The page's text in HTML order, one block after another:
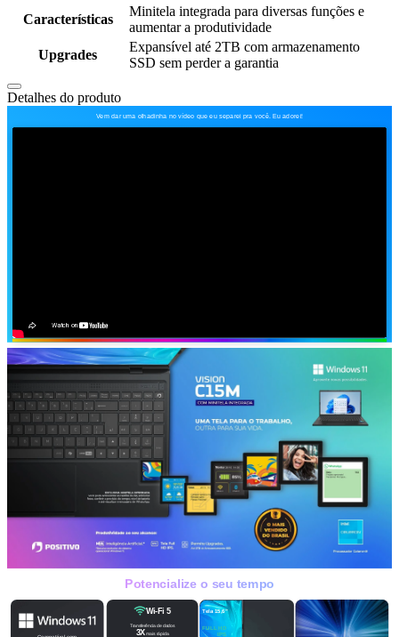
Características
Minitela integrada para diversas funções e
aumentar a produtividade
Upgrades
Expansível até 2TB com armazenamento
SSD sem perder a garantia
Detalhes do produto